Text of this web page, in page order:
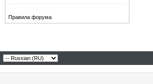
Правила форума